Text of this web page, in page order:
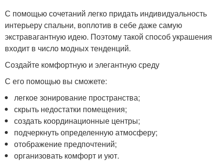
С помощью сочетаний легко придать индивидуальность
интерьеру спальни, воплотив в себе даже самую
экстравагантную идею. Поэтому такой способ украшения
входит в число модных тенденций.
Создайте комфортную и элегантную среду
С его помощью вы сможете:
легкое зонирование пространства;
скрыть недостатки помещения;
создать координационные центры;
подчеркнуть определенную атмосферу;
отображение предпочтений;
организовать комфорт и уют.